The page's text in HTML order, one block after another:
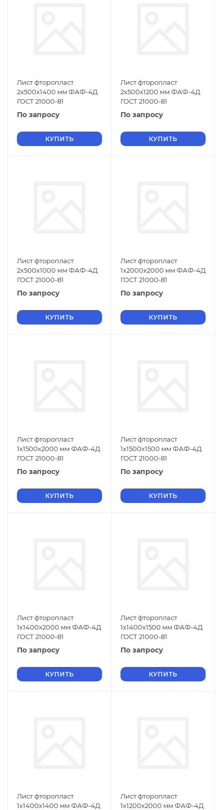
Лист фторопласт
2х500х1400 мм ФАФ-4Д
ГОСТ 21000-81
По запросу
КУПИТЬ
Лист фторопласт
2х500х1200 мм ФАФ-4Д
ГОСТ 21000-81
По запросу
КУПИТЬ
Лист фторопласт
2х500х1000 мм ФАФ-4Д
ГОСТ 21000-81
По запросу
КУПИТЬ
Лист фторопласт
1х2000х2000 мм ФАФ-4Д
ГОСТ 21000-81
По запросу
КУПИТЬ
Лист фторопласт
1х1500х2000 мм ФАФ-4Д
ГОСТ 21000-81
По запросу
КУПИТЬ
Лист фторопласт
1х1500х1500 мм ФАФ-4Д
ГОСТ 21000-81
По запросу
КУПИТЬ
Лист фторопласт
1х1400х2000 мм ФАФ-4Д
ГОСТ 21000-81
По запросу
КУПИТЬ
Лист фторопласт
1х1400х1500 мм ФАФ-4Д
ГОСТ 21000-81
По запросу
КУПИТЬ
Лист фторопласт
1х1400х1400 мм ФАФ-4Д
Лист фторопласт
1х1200х2000 мм ФАФ-4Д